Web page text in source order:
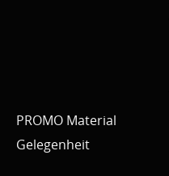
PROMO Material
Gelegenheit